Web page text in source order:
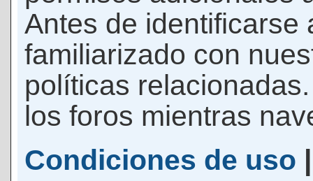
Antes de identificarse
familiarizado con
políticas
los foros mientras
Condiciones de uso